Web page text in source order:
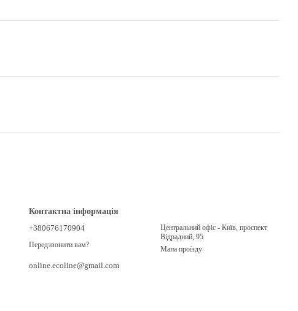
Контактна інформація
+380676170904
Передзвонити вам?
online.ecoline@gmail.com
Центральний офіс - Київ, проспект
Відрадний, 95
Мапа проїзду